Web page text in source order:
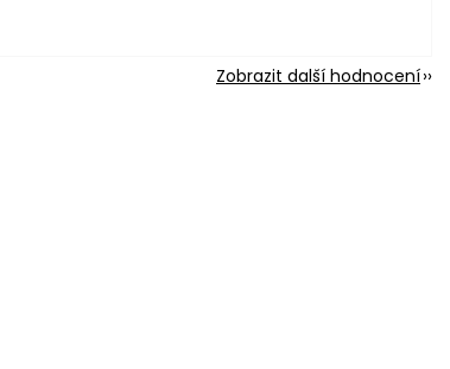
Zobrazit další hodnocení